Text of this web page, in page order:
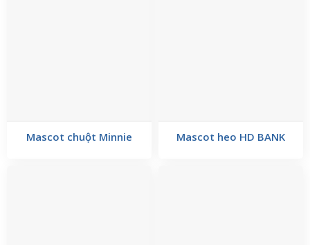
Mascot chuột Minnie Mascot heo HD BANK